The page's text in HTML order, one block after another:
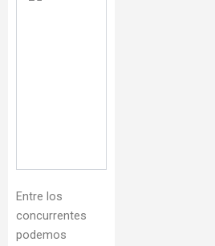
Entre los
concurrentes
podemos